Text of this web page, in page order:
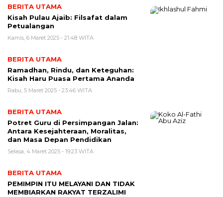
BERITA UTAMA
Kisah Pulau Ajaib: Filsafat dalam
Petualangan
Kamis, 6 Maret 2025 - 21:48 WITA
BERITA UTAMA
Ramadhan, Rindu, dan Keteguhan:
Kisah Haru Puasa Pertama Ananda
Rabu, 5 Maret 2025 - 23:46 WITA
BERITA UTAMA
Potret Guru di Persimpangan Jalan:
Antara Kesejahteraan, Moralitas,
dan Masa Depan Pendidikan
Selasa, 4 Maret 2025 - 19:23 WITA
BERITA UTAMA
PEMIMPIN ITU MELAYANI DAN TIDAK
MEMBIARKAN RAKYAT TERZALIMI